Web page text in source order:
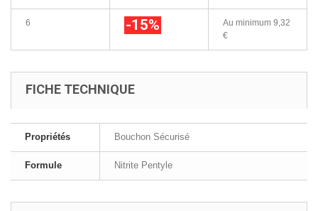
6 -15% Au minimum 9,32
€
FICHE TECHNIQUE
Propriétés Bouchon Sécurisé
Formule Nitrite Pentyle